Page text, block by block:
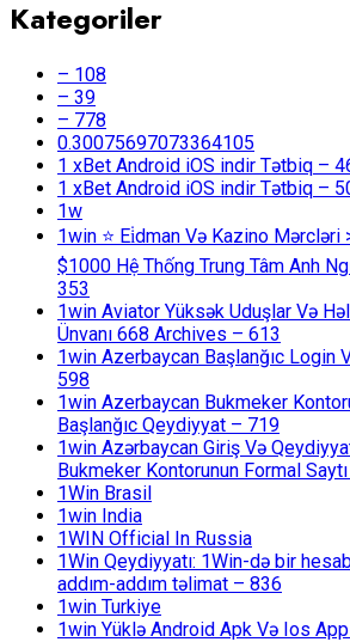
Kategoriler
– 108
– 39
– 778
0.30075697073364105
1 xBet Android iOS indir Tətbiq –
1 xBet Android iOS indir Tətbiq –
1w
1win ⭐ Ei̇dman Və Kazino
$1000 Hệ Thống Trung Tâm Anh
353
1win Aviator Yüksək Uduşlar Və
Ünvanı 668 Archives – 613
1win Azerbaycan Başlanğıc Login
598
1win Azerbaycan Bukmeker
Başlanğıc Qeydiyyat – 719
1win Azərbaycan Giriş Və
Bukmeker Kontorunun Formal
1Win Brasil
1win India
1WIN Official In Russia
1Win Qeydiyyatı: 1Win-də bir
addım-addım təlimat – 836
1win Turkiye
1win Yüklə Android Apk Və Ios